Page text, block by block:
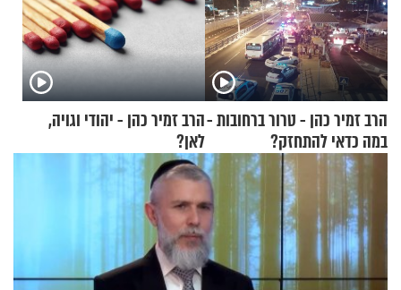
הרב זמיר כהן - טרור ברחובות -
במה כדאי להתחזק?
הרב זמיר כהן - יהודי וגויה,
לאן?